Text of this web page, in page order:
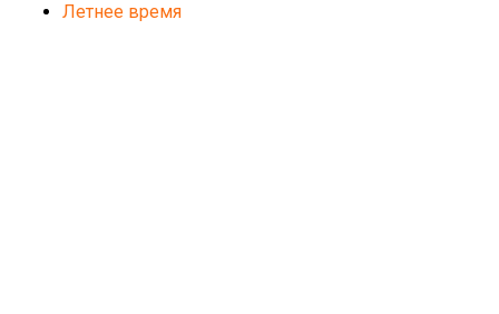
Летнее время